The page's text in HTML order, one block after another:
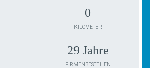
0
KILOMETER
29 Jahre
FIRMENBESTEHEN